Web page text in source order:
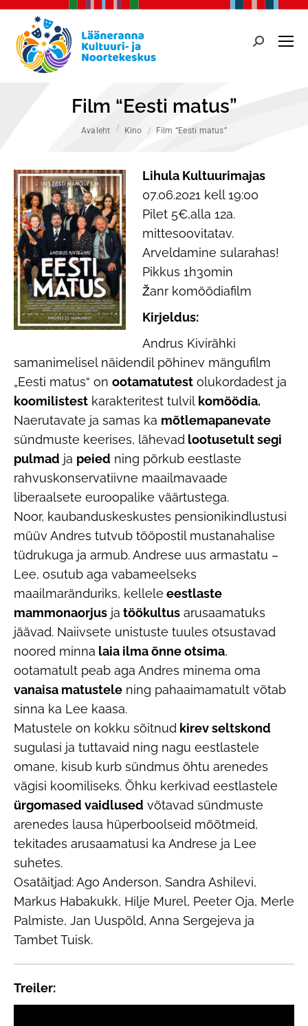
Search:
Film “Eesti matus”
You are here:
Avaleht Kino Film “Eesti matus”
Lihula Kultuurimajas
07.06.2021 kell 19:00
Pilet 5€,alla 12a.
mittesoovitatav.
Arveldamine sularahas!
Pikkus 1h30min
Žanr komöödiafilm
Kirjeldus:
Andrus Kivirähki
samanimelisel näidendil põhinev mängufilm
„Eesti matus“ on ootamatutest olukordadest ja
koomilistest karakteritest tulvil komöödia.
Naerutavate ja samas ka mõtlemapanevate
sündmuste keerises, lähevad lootusetult segi
pulmad ja peied ning põrkub eestlaste
rahvuskonservatiivne maailmavaade
liberaalsete euroopalike väärtustega.
Noor, kaubanduskeskustes pensionikindlustusi
müüv Andres tutvub tööpostil mustanahalise
tüdrukuga ja armub. Andrese uus armastatu –
Lee, osutub aga vabameelseks
maailmaränduriks, kellele eestlaste
mammonaorjus ja töökultus arusaamatuks
jäävad. Naiivsete unistuste tuules otsustavad
noored minna laia ilma õnne otsima,
ootamatult peab aga Andres minema oma
vanaisa matustele ning pahaaimamatult võtab
sinna ka Lee kaasa.
Matustele on kokku sõitnud kirev seltskond
sugulasi ja tuttavaid ning nagu eestlastele
omane, kisub kurb sündmus õhtu arenedes
vägisi koomiliseks. Õhku kerkivad eestlastele
ürgomased vaidlused võtavad sündmuste
arenedes lausa hüperboolseid mõõtmeid,
tekitades arusaamatusi ka Andrese ja Lee
suhetes.
Osatäitjad: Ago Anderson, Sandra Ashilevi,
Markus Habakukk, Hilje Murel, Peeter Oja, Merle
Palmiste, Jan Uuspõld, Anna Sergejeva ja
Tambet Tuisk.
Treiler: